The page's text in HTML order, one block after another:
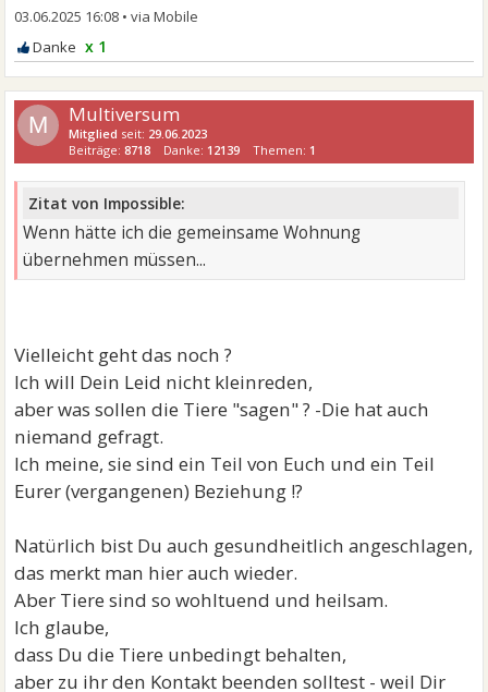
03.06.2025 16:08 •
x 1
M Multiversum
Mitglied seit: 29.06.2023
Beiträge:8718 Danke: 12139 Themen: 1
Zitat von Impossible:
Wenn hätte ich die gemeinsame Wohnung
übernehmen müssen...
Vielleicht geht das noch ?
Ich will Dein Leid nicht kleinreden,
aber was sollen die Tiere "sagen" ? -Die hat auch
niemand gefragt.
Ich meine, sie sind ein Teil von Euch und ein Teil
Eurer (vergangenen) Beziehung !?
Natürlich bist Du auch gesundheitlich angeschlagen,
das merkt man hier auch wieder.
Aber Tiere sind so wohltuend und heilsam.
Ich glaube,
dass Du die Tiere unbedingt behalten,
aber zu ihr den Kontakt beenden solltest - weil Dir